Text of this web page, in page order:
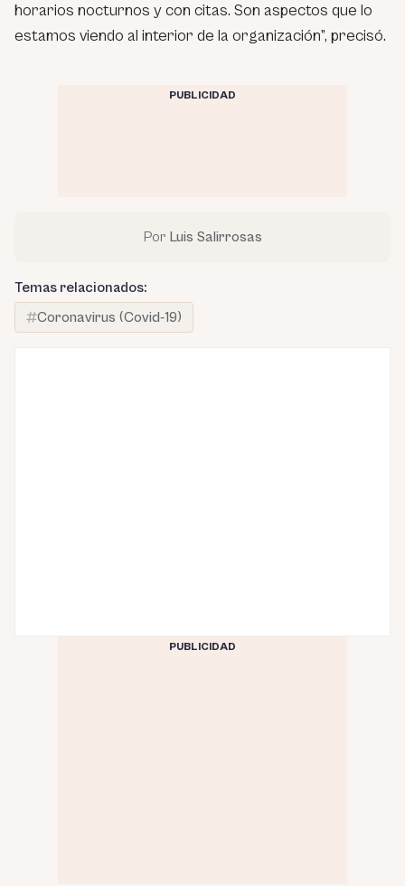
horarios nocturnos y con citas. Son aspectos que lo
estamos viendo al interior de la organización”, precisó.
PUBLICIDAD
Por Luis Salirrosas
Temas relacionados:
Coronavirus (Covid-19)
PUBLICIDAD